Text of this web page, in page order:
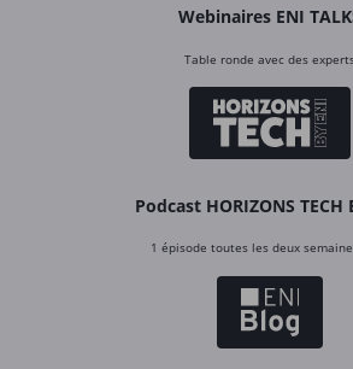
Webinaires ENI
Table ronde avec des
Podcast HORIZONS TECH
1 épisode toutes les deux